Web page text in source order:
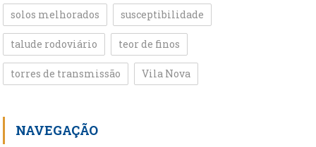
solos melhorados susceptibilidade
talude rodoviário teor de finos
torres de transmissão Vila Nova
NAVEGAÇÃO